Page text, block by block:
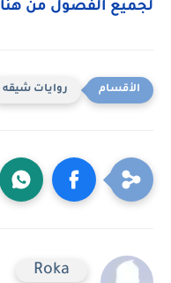
لجميع الفصول من هنا
روايات شيقه
Roka